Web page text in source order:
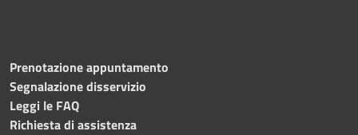
Prenotazione appuntamento
Segnalazione disservizio
Leggi le FAQ
Richiesta di assistenza